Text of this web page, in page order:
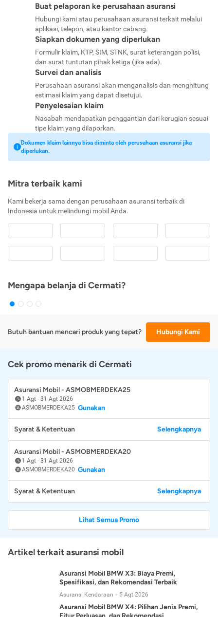
Buat pelaporan ke perusahaan asuransi
Hubungi kami atau perusahaan asuransi terkait melalui
aplikasi, telepon, atau kantor cabang.
Siapkan dokumen yang diperlukan
Formulir klaim, KTP, SIM, STNK, surat keterangan polisi,
dan surat tuntutan pihak ketiga (jika ada).
Survei dan analisis
Perusahaan asuransi akan menganalisis dan menghitung
estimasi klaim yang dapat disetujui.
Penyelesaian klaim
Nasabah mendapatkan penggantian dari kerugian sesuai
tipe klaim yang dilaporkan.
Dokumen klaim lainnya bisa diminta oleh perusahaan asuransi jika
diperlukan.
Mitra terbaik kami
Kami bekerja sama dengan perusahaan asuransi terbaik di
Indonesia untuk melindungi mobil Anda.
Mengapa belanja di Cermati?
Butuh bantuan mencari produk yang tepat? Hubungi Kami
Cek promo menarik di Cermati
Asuransi Mobil - ASMOBMERDEKA25
1 Agt - 31 Agt 2026
ASMOBMERDEKA25 Gunakan
Syarat & Ketentuan Selengkapnya
Asuransi Mobil - ASMOBMERDEKA20
1 Agt - 31 Agt 2026
ASMOBMERDEKA20 Gunakan
Syarat & Ketentuan Selengkapnya
Lihat Semua Promo
Artikel terkait asuransi mobil
Asuransi Mobil BMW X3: Biaya Premi,
Spesifikasi, dan Rekomendasi Terbaik
Asuransi Kendaraan 5 Agt 2026
Asuransi Mobil BMW X4: Pilihan Jenis Premi,